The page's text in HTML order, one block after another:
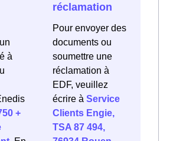
à
+
réclamation
Pour envoyer des
documents ou
soumettre une
réclamation à
EDF, veuillez
écrire à Service
Clients Engie,
TSA 87 494,